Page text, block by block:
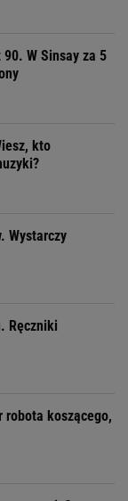
W Sinsay za 5
kto
Wystarczy
Ręczniki
robota koszącego,